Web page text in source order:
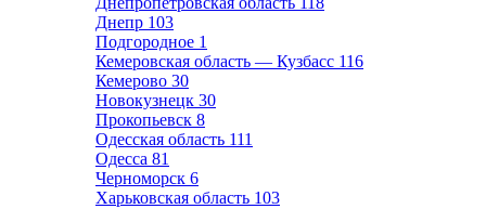
Днепр 103
Подгородное 1
Кемеровская область — Кузбасс 116
Кемерово 30
Новокузнецк 30
Прокопьевск 8
Одесская область 111
Одесса 81
Черноморск 6
Харьковская область 103